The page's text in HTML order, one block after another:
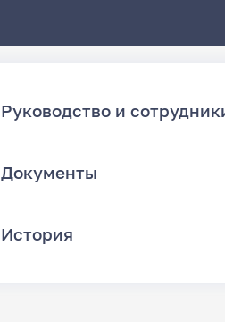
Руководство и
Документы
История